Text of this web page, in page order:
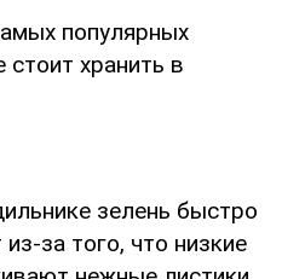
популярных
хранить в
зелень быстро
за того, что низкие